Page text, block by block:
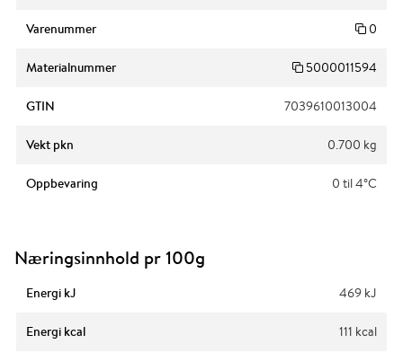
Varenummer 0
Materialnummer 5000011594
GTIN 7039610013004
Vekt pkn 0.700 kg
Oppbevaring 0 til 4°C
Næringsinnhold pr 100g
Energi kJ 469 kJ
Energi kcal 111 kcal